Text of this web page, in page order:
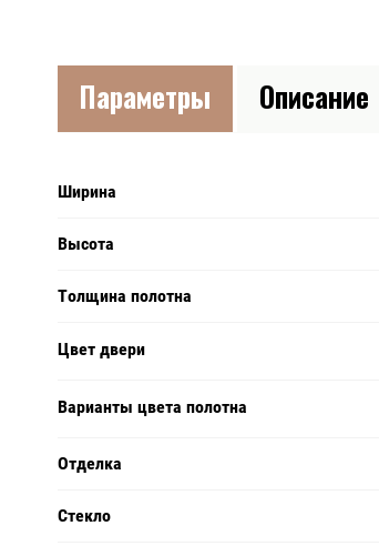
Параметры Описание
Ширина
Высота
Толщина полотна
Цвет двери
Варианты цвета полотна
Отделка
Стекло